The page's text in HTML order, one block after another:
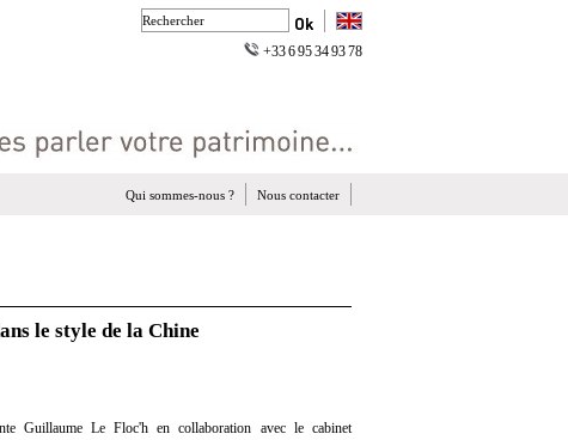
+33 6 95 34 93 78
Nous contacter
Qui sommes-nous ?
le style de la Chine
Guillaume Le Floc'h en collaboration avec le cabinet